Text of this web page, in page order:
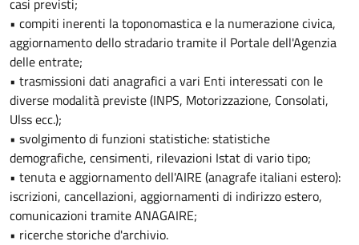
casi previsti;
• compiti inerenti la toponomastica e la numerazione civica,
aggiornamento dello stradario tramite il Portale dell'Agenzia
delle entrate;
• trasmissioni dati anagrafici a vari Enti interessati con le
diverse modalità previste (INPS, Motorizzazione, Consolati,
Ulss ecc.);
• svolgimento di funzioni statistiche: statistiche
demografiche, censimenti, rilevazioni Istat di vario tipo;
• tenuta e aggiornamento dell'AIRE (anagrafe italiani estero):
iscrizioni, cancellazioni, aggiornamenti di indirizzo estero,
comunicazioni tramite ANAGAIRE;
• ricerche storiche d'archivio.